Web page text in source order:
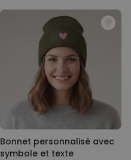
Bonnet personnalisé avec
symbole et texte